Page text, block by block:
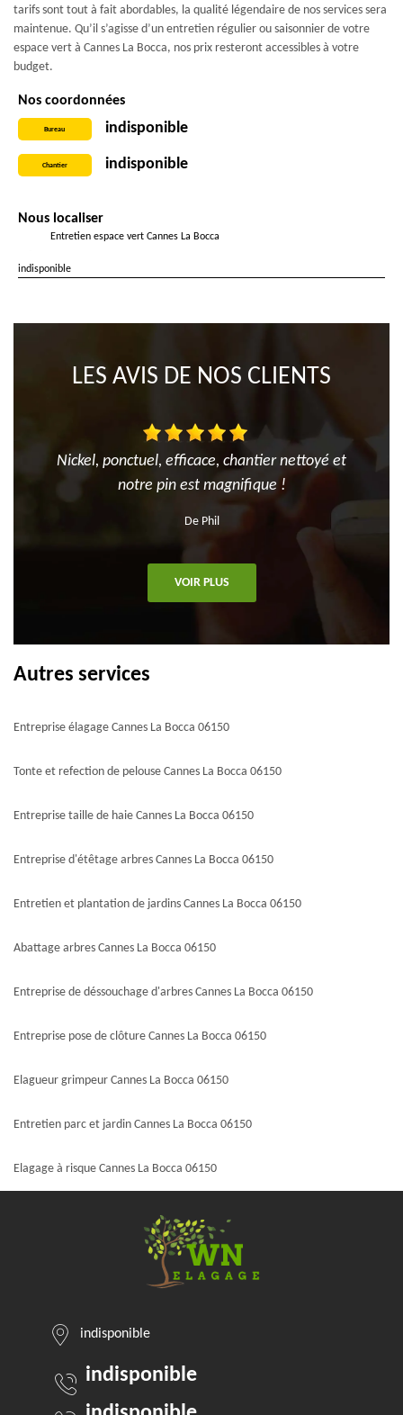
tarifs sont tout à fait abordables, la qualité légendaire de nos services sera
maintenue. Qu’il s’agisse d’un entretien régulier ou saisonnier de votre
espace vert à Cannes La Bocca, nos prix resteront accessibles à votre
budget.
Nos coordonnées
Bureau indisponible
Chantier indisponible
Nous localiser
Entretien espace vert Cannes La Bocca
indisponible
LES AVIS DE NOS CLIENTS
Nickel, ponctuel, efficace, chantier nettoyé et
notre pin est magnifique !
De Phil
VOIR PLUS
Autres services
Entreprise élagage Cannes La Bocca 06150
Tonte et refection de pelouse Cannes La Bocca 06150
Entreprise taille de haie Cannes La Bocca 06150
Entreprise d'étêtage arbres Cannes La Bocca 06150
Entretien et plantation de jardins Cannes La Bocca 06150
Abattage arbres Cannes La Bocca 06150
Entreprise de déssouchage d'arbres Cannes La Bocca 06150
Entreprise pose de clôture Cannes La Bocca 06150
Elagueur grimpeur Cannes La Bocca 06150
Entretien parc et jardin Cannes La Bocca 06150
Elagage à risque Cannes La Bocca 06150
indisponible
indisponible